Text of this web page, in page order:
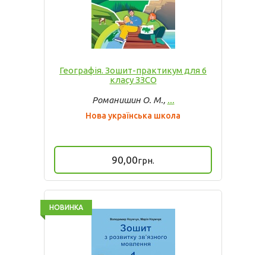
Географія. Зошит-практикум для 6
класу ЗЗСО
Романишин О. М., ...
Нова українська школа
90,00грн.
НОВИНКА